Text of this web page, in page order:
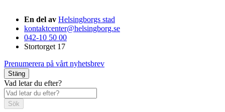
En del av Helsingborgs stad
kontaktcenter@helsingborg.se
042-10 50 00
Stortorget 17
Prenumerera på vårt nyhetsbrev
Stäng
Vad letar du efter?
Sök